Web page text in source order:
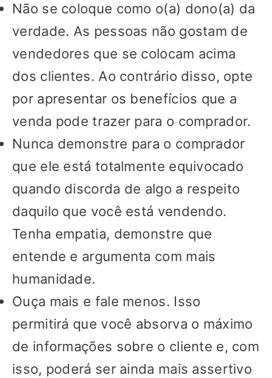
Não se coloque como o(a) dono(a) da
verdade. As pessoas não gostam de
vendedores que se colocam acima
dos clientes. Ao contrário disso, opte
por apresentar os benefícios que a
venda pode trazer para o comprador.
Nunca demonstre para o comprador
que ele está totalmente equivocado
quando discorda de algo a respeito
daquilo que você está vendendo.
Tenha empatia, demonstre que
entende e argumenta com mais
humanidade.
Ouça mais e fale menos. Isso
permitirá que você absorva o máximo
de informações sobre o cliente e, com
isso, poderá ser ainda mais assertivo